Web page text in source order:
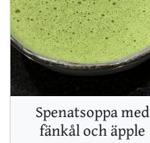
Spenatsoppa med
fänkål och äpple